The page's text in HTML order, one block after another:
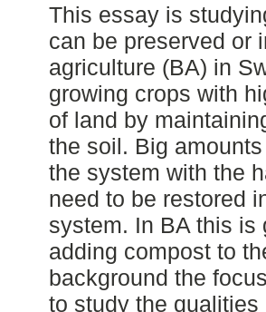
This essay is
can be preserved or
agriculture (BA) in
growing crops with
of land by
the soil. Big
the system with the
need to be restored
system. In BA this is
adding compost to
background the
to study the